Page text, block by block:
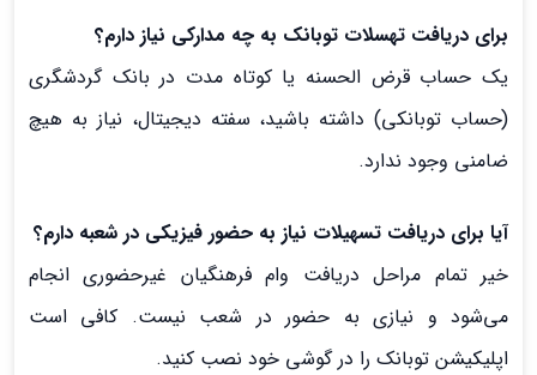
برای دریافت تهسلات توبانک به چه مدارکی نیاز دارم؟
یک حساب قرض الحسنه یا کوتاه مدت در بانک گردشگری
(حساب توبانکی) داشته باشید، سفته دیجیتال، نیاز به هیچ
ضامنی وجود ندارد.
آیا برای دریافت تسهیلات نیاز به حضور فیزیکی در شعبه دارم؟
خیر تمام مراحل دریافت وام فرهنگیان غیرحضوری انجام
می‌شود و نیازی به حضور در شعب نیست. کافی است
اپلیکیشن توبانک را در گوشی خود نصب کنید.